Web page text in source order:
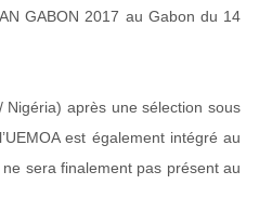
GABON 2017 au Gabon du 14
après une sélection sous
est également intégré au
sera finalement pas présent au